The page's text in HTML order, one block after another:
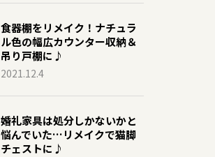
食器棚をリメイク！ナチュラ
ル色の幅広カウンター収納＆
吊り戸棚に♪
2021.12.4
婚礼家具は処分しかないかと
悩んでいた…リメイクで猫脚
チェストに♪